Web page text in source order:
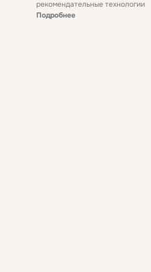
рекомендательные технологии
Подробнее